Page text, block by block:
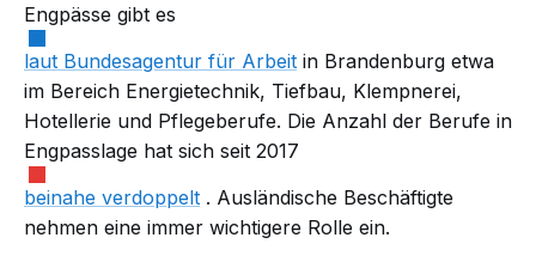
Engpässe gibt es
laut Bundesagentur für Arbeit in Brandenburg etwa
im Bereich Energietechnik, Tiefbau, Klempnerei,
Hotellerie und Pflegeberufe. Die Anzahl der Berufe in
Engpasslage hat sich seit 2017
beinahe verdoppelt . Ausländische Beschäftigte
nehmen eine immer wichtigere Rolle ein.